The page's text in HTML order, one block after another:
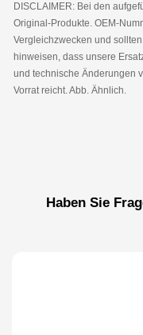
DISCLAIMER: Bei den
Original-Produkte. OEM-
Vergleichzwecken und
hinweisen, dass unsere
und technische Änderungen
Vorrat reicht. Abb. Ähnlich.
Haben Sie